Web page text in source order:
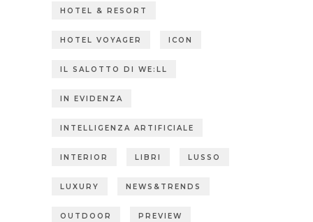
HOTEL & RESORT
HOTEL VOYAGER ICON
IL SALOTTO DI WE:LL
IN EVIDENZA
INTELLIGENZA ARTIFICIALE
INTERIOR LIBRI LUSSO
LUXURY NEWS&TRENDS
OUTDOOR PREVIEW